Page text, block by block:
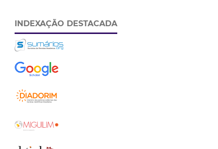
INDEXAÇÃO DESTACADA